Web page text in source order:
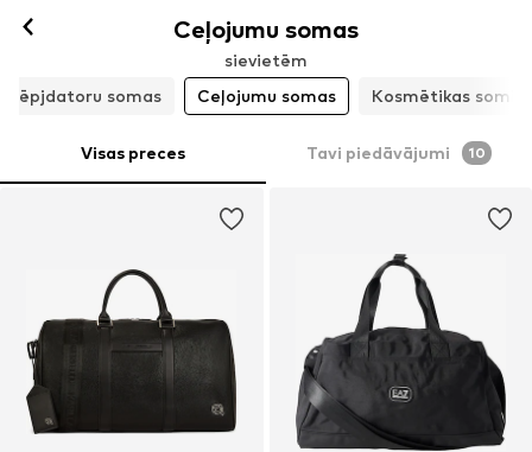
Ceļojumu somas
sievietēm
klēpjdatoru somas
Ceļojumu somas Kosmētikas
Visas preces Tavi piedāvājumi 10